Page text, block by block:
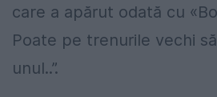
care a apărut odată cu
Poate pe trenurile vechi
unul..”.